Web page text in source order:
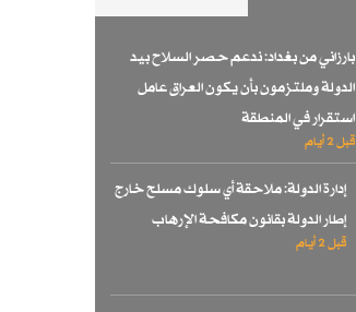
بارزاني من بغداد: ندعم حصر السلاح بيد
الدولة وملتزمون بأن يكون العراق عامل
استقرار في المنطقة
قبل 2 أيام
إدارة الدولة: ملاحقة أي سلوك مسلح خارج
إطار الدولة بقانون مكافحة الإرهاب
قبل 2 أيام